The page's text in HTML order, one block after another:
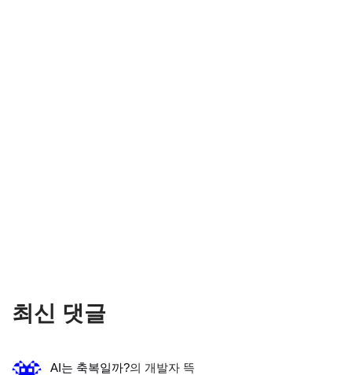
최신 댓글
AI는 축복일까?의 개발자 뜩